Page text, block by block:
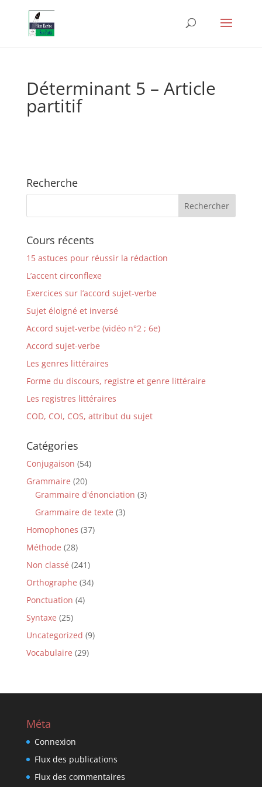
Déterminant 5 – Article
partitif
Recherche
Cours récents
15 astuces pour réussir la rédaction
L’accent circonflexe
Exercices sur l’accord sujet-verbe
Sujet éloigné et inversé
Accord sujet-verbe (vidéo n°2 ; 6e)
Accord sujet-verbe
Les genres littéraires
Forme du discours, registre et genre littéraire
Les registres littéraires
COD, COI, COS, attribut du sujet
Catégories
Conjugaison (54)
Grammaire (20)
Grammaire d'énonciation (3)
Grammaire de texte (3)
Homophones (37)
Méthode (28)
Non classé (241)
Orthographe (34)
Ponctuation (4)
Syntaxe (25)
Uncategorized (9)
Vocabulaire (29)
Méta
Connexion
Flux des publications
Flux des commentaires